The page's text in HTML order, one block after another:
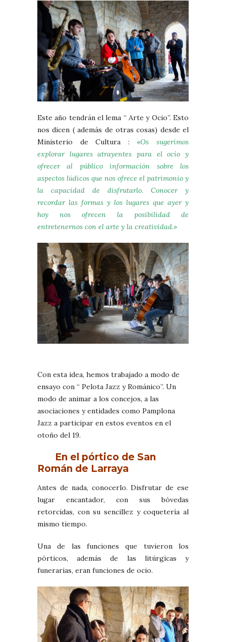
Este año tendrán el lema “ Arte y Ocio”. Esto
nos dicen ( además de otras cosas) desde el
Ministerio de Cultura :«Os sugerimos
explorar lugares atrayentes para el ocio y
ofrecer al público información sobre los
aspectos lúdicos que nos ofrece el patrimonio y
la capacidad de disfrutarlo. Conocer y
recordar las formas y los lugares que ayer y
hoy nos ofrecen la posibilidad de
entretenernos con el arte y la creatividad.»
Con esta idea, hemos trabajado a modo de
ensayo con “ Pelota Jazz y Románico”. Un
modo de animar a los concejos, a las
asociaciones y entidades como Pamplona
Jazz a participar en estos eventos en el
otoño del 19.
En el pórtico de San
Román de Larraya
Antes de nada, conocerlo. Disfrutar de ese
lugar encantador, con sus bóvedas
retorcidas, con su sencillez y coquetería al
mismo tiempo.
Una de las funciones que tuvieron los
pórticos, además de las litúrgicas y
funerarias, eran funciones de ocio.